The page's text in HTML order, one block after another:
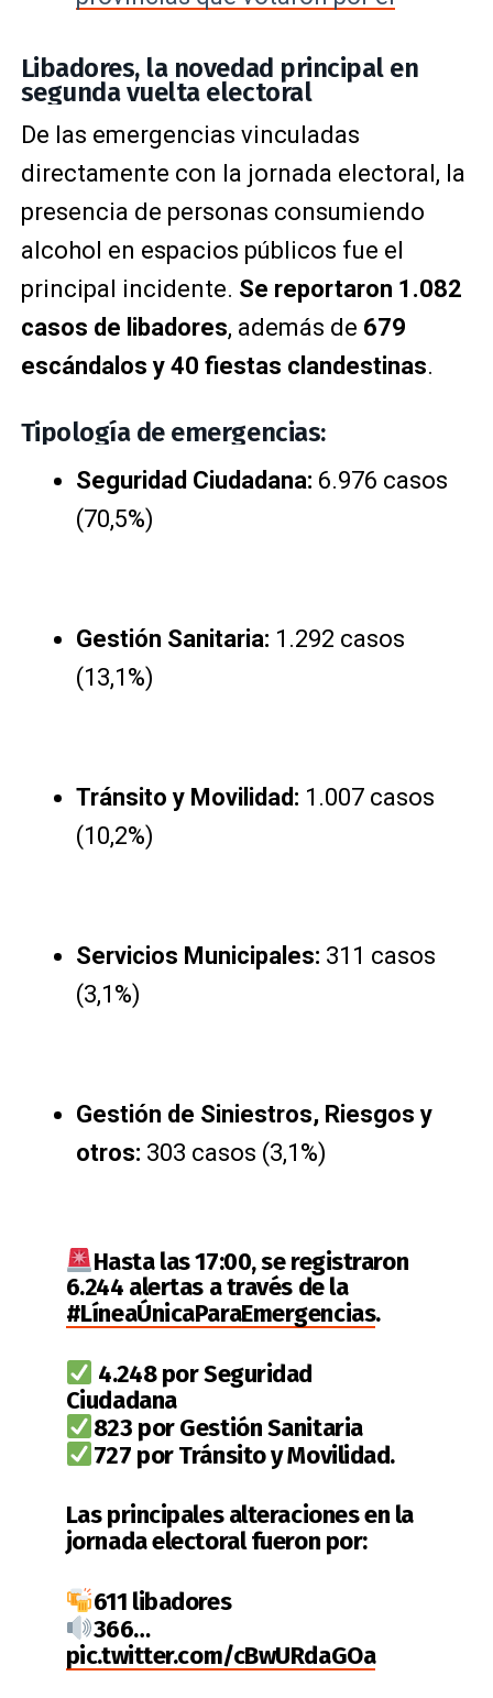
Libadores, la novedad principal en
segunda vuelta electoral
De las emergencias vinculadas
directamente con la jornada electoral, la
presencia de personas consumiendo
alcohol en espacios públicos fue el
principal incidente. Se reportaron 1.082
casos de libadores, además de 679
escándalos y 40 fiestas clandestinas.
Tipología de emergencias:
Seguridad Ciudadana: 6.976 casos
(70,5%)
Gestión Sanitaria: 1.292 casos
(13,1%)
Tránsito y Movilidad: 1.007 casos
(10,2%)
Servicios Municipales: 311 casos
(3,1%)
Gestión de Siniestros, Riesgos y
otros: 303 casos (3,1%)
Hasta las 17:00, se registraron
6.244 alertas a través de la
#LíneaÚnicaParaEmergencias.
4.248 por Seguridad
Ciudadana
823 por Gestión Sanitaria
727 por Tránsito y Movilidad.
Las principales alteraciones en la
jornada electoral fueron por:
611 libadores
366…
pic.twitter.com/cBwURdaGOa